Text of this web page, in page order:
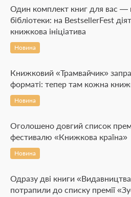
Один комплект книг для вас
бібліотеки: на BestsellerFest
книжкова ініціатива
Новина
Книжковий «Трамвайчик»
форматі: тепер там кожна
Новина
Оголошено довгий список
фестивалю «Книжкова країна»
Новина
Одразу дві книги
потрапили до списку премії